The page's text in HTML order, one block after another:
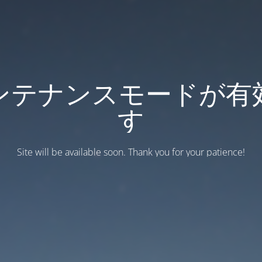
テナンスモードが有
す
Site will be available soon. Thank you for your patience!